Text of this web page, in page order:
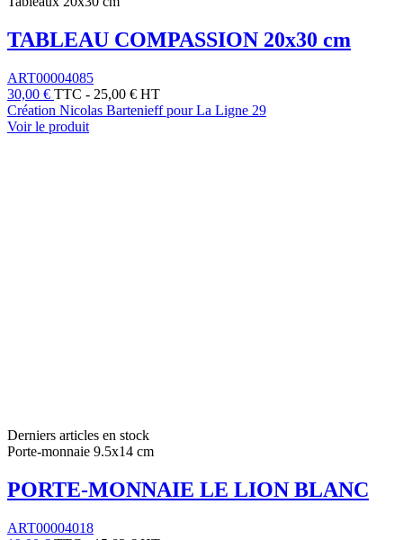
TABLEAU COMPASSION 20x30 cm
ART00004085
30,00 € TTC - 25,00 € HT
Création Nicolas Bartenieff pour La Ligne 29
Voir le produit
Derniers articles en stock
Porte-monnaie 9.5x14 cm
PORTE-MONNAIE LE LION BLANC
ART00004018